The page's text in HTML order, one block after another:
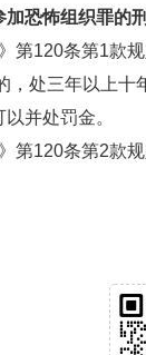
加恐怖组织罪的
120条第1款规
，处三年以上十
并处罚金。
120条第2款规